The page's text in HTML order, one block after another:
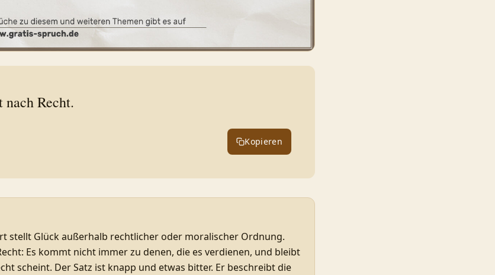
Recht.
Kopieren
stellt Glück außerhalb rechtlicher oder moralischer Ordnung.
Es kommt nicht immer zu denen, die es verdienen, und bleibt
scheint. Der Satz ist knapp und etwas bitter. Er beschreibt die